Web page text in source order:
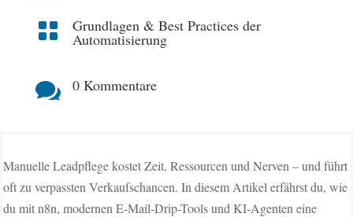
 Grundlagen & Best Practices der
Automatisierung
 0 Kommentare
Manuelle Leadpflege kostet Zeit, Ressourcen und Nerven – und führt
oft zu verpassten Verkaufschancen. In diesem Artikel erfährst du, wie
du mit n8n, modernen E-Mail-Drip-Tools und KI-Agenten eine